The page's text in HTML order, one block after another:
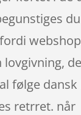
følge dansk
retrret. når